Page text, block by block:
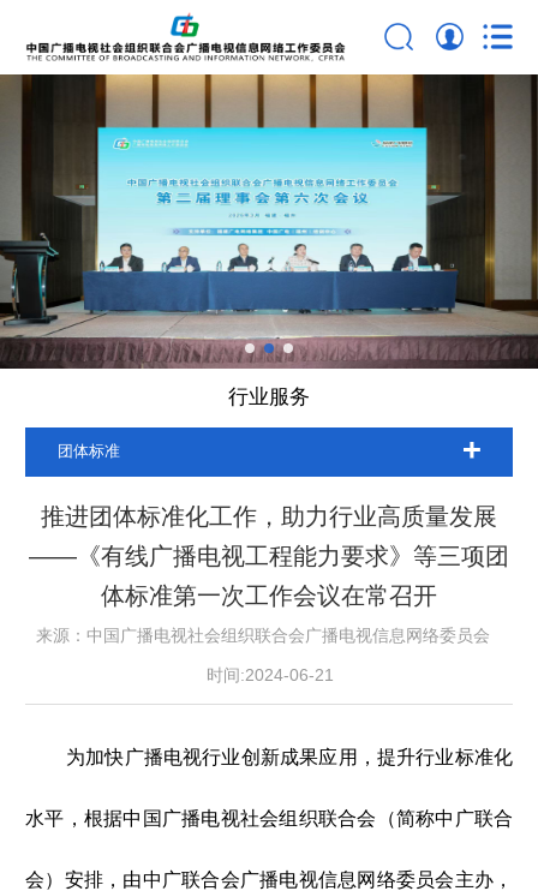
行业服务
团体标准
推进团体标准化工作，助力行业高质量发展
——《有线广播电视工程能力要求》等三项团
体标准第一次工作会议在常召开
来源：中国广播电视社会组织联合会广播电视信息网络委员会
时间:2024-06-21
为加快广播电视行业创新成果应用，提升行业标准化
水平，根据中国广播电视社会组织联合会（简称中广联合
会）安排，由中广联合会广播电视信息网络委员会主办，